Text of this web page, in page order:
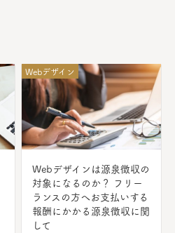
Webデザイン
Webデザインは源泉徴収の
対象になるのか？ フリー
ランスの方へお支払いする
報酬にかかる源泉徴収に関
して